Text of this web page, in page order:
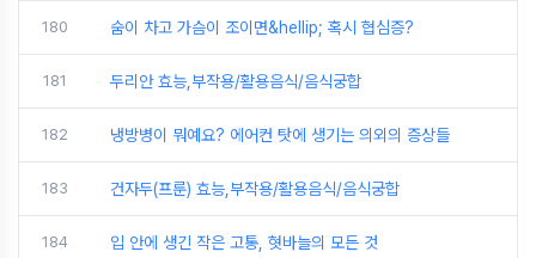
180 숨이 차고 가슴이 조이면&hellip; 혹시 협심증?
181 두리안 효능,부작용/활용음식/음식궁합
182 냉방병이 뭐예요? 에어컨 탓에 생기는 의외의 증상들
183 건자두(프룬) 효능,부작용/활용음식/음식궁합
184 입 안에 생긴 작은 고통, 혓바늘의 모든 것